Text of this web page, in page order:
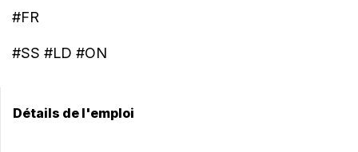
#FR
#SS #LD #ON
Détails de l'emploi